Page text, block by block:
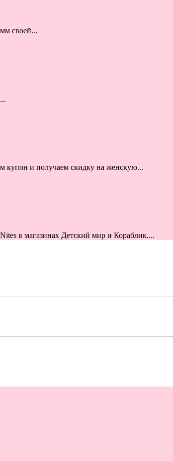
своей...
купон и получаем скидку на женскую...
в магазинах Детский мир и Кораблик....